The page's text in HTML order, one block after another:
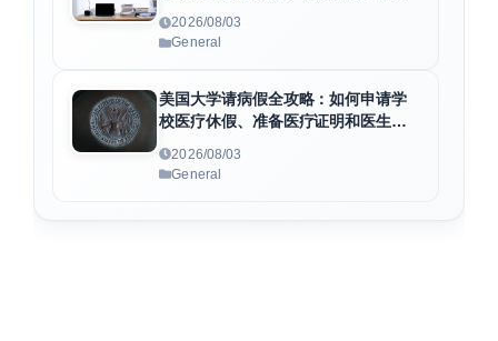
2026/08/03
General
美国大学请病假全攻略：如何申请学
校医疗休假、准备医疗证明和医生病
假条
2026/08/03
General